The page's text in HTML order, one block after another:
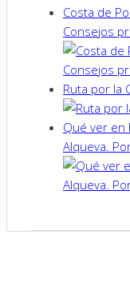
Costa de
Consejos
Ruta por la
Qué ver en
Alqueva.